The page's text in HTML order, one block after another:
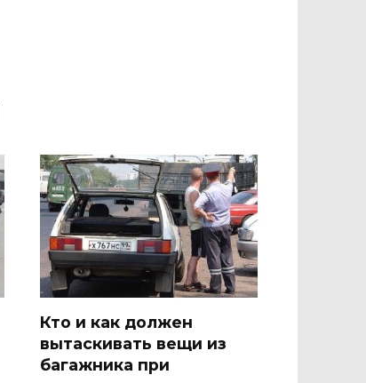
Кто и как должен
вытаскивать вещи из
багажника при